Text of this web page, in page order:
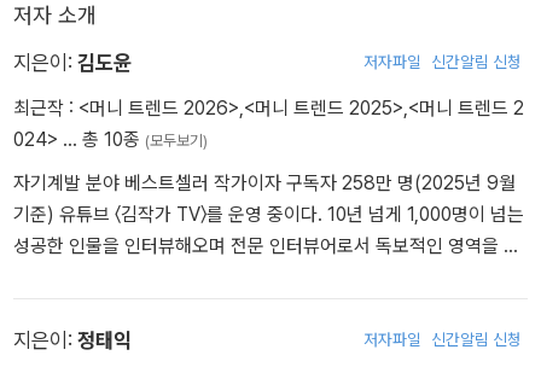
저자 소개
지은이: 김도윤 저자파일 신간알림 신청
최근작 : <머니 트렌드 2026>,<머니 트렌드 2025>,<머니 트렌드 2
024> … 총 10종 (모두보기)
자기계발 분야 베스트셀러 작가이자 구독자 258만 명(2025년 9월
기준) 유튜브 〈김작가 TV〉를 운영 중이다. 10년 넘게 1,000명이 넘는
성공한 인물을 인터뷰해오며 전문 인터뷰어로서 독보적인 영역을 구
다.
지은이: 정태익 저자파일 신간알림 신청